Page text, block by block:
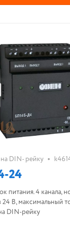
DIN- рейку •
24
питания. 4 канала,
В, максимальный
DIN-рейку